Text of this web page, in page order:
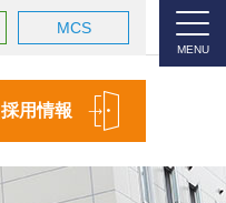
MCS
MENU
採用情報